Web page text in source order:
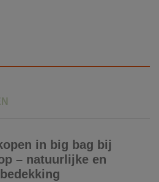
in big bag bij
– natuurlijke en